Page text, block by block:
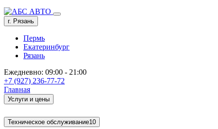
г. Рязань
Пермь
Екатеринбург
Рязань
Ежедневно: 09:00 - 21:00
+7 (927) 236-77-72
Главная
Услуги и цены
Техническое обслуживание10